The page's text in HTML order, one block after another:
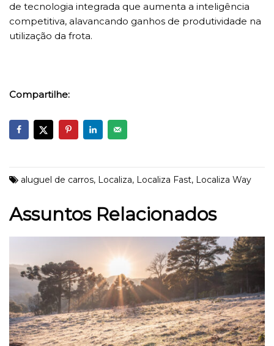
de tecnologia integrada que aumenta a inteligência
competitiva, alavancando ganhos de produtividade na
utilização da frota.
Compartilhe:
aluguel de carros, Localiza, Localiza Fast, Localiza Way
Assuntos Relacionados